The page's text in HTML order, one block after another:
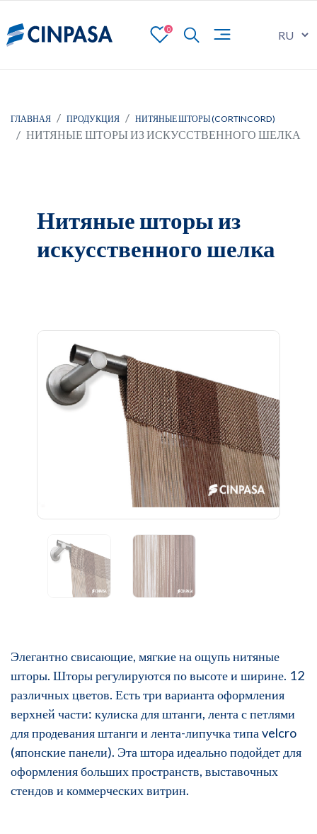
0
ГЛАВНАЯ ПРОДУКЦИЯ НИТЯНЫЕ ШТОРЫ (CORTINCORD)
НИТЯНЫЕ ШТОРЫ ИЗ ИСКУССТВЕННОГО ШЕЛКА
Нитяные шторы из
искусственного шелка
Next
Элегантно свисающие, мягкие на ощупь нитяные
шторы. Шторы регулируются по высоте и ширине. 12
различных цветов. Есть три варианта оформления
верхней части: кулиска для штанги, лента с петлями
для продевания штанги и лента-липучка типа velcro
(японские панели). Эта штора идеально подойдет для
оформления больших пространств, выставочных
стендов и коммерческих витрин.